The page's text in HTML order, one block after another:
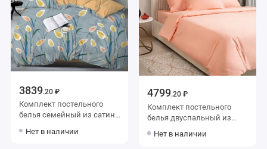
3839.20 ₽
Комплект постельного
белья семейный из сатина
Цветы Luxor
Нет в наличии
4799.20 ₽
Комплект постельного
белья двуспальный из
50х70 2 шт и с
Нет в наличии